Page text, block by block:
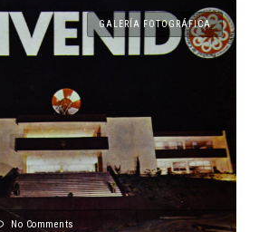
GALERÍA FOTOGRÁFICA
No Comments